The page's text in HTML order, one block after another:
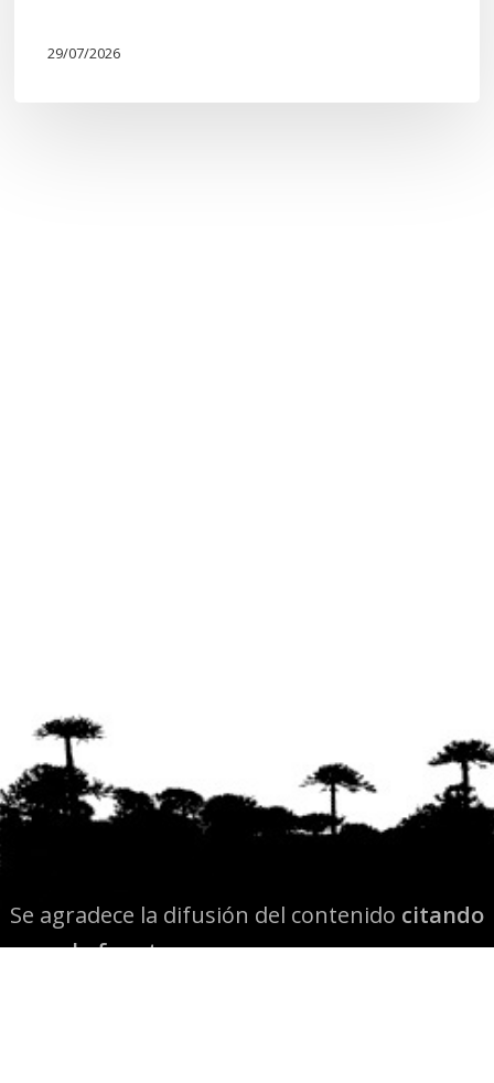
29/07/2026
Se agradece la difusión del contenido citando
la fuente www.mapuexpress.org